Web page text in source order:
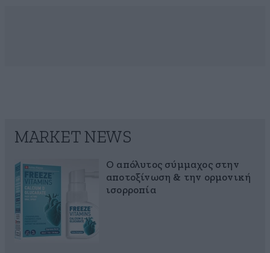
MARKET NEWS
Ο απόλυτος σύμμαχος στην
αποτοξίνωση & την ορμονική
ισορροπία